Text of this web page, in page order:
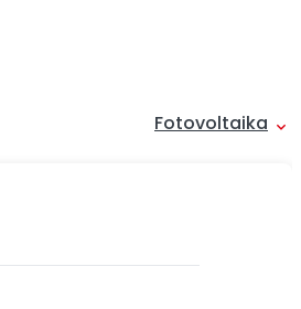
Fotovoltaika